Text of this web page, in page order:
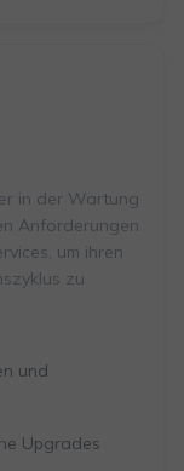
in der Wartung
Anforderungen
um ihren
zu
und
Upgrades